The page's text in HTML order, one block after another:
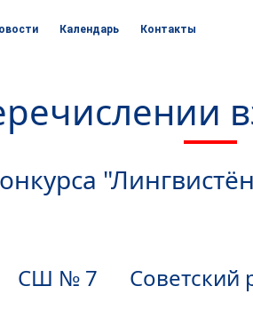
Календарь Контакты
СШ № 7 Советский